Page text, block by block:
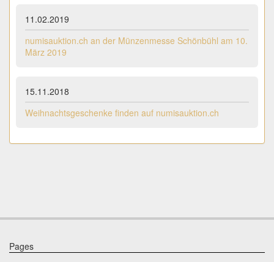
11.02.2019
numisauktion.ch an der Münzenmesse Schönbühl am 10.
März 2019
15.11.2018
Weihnachtsgeschenke finden auf numisauktion.ch
Pages